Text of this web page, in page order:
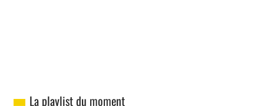
La playlist du moment